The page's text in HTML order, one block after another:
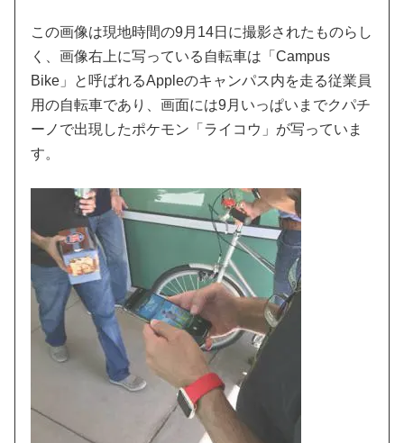
この画像は現地時間の9月14日に撮影されたものらし
く、画像右上に写っている自転車は「Campus
Bike」と呼ばれるAppleのキャンパス内を走る従業員
用の自転車であり、画面には9月いっぱいまでクパチ
ーノで出現したポケモン「ライコウ」が写っていま
す。